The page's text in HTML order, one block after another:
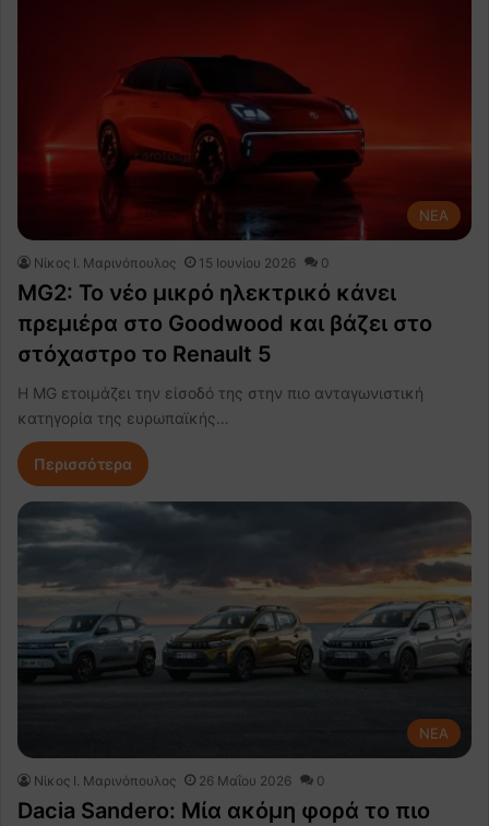
NEA
Nίκος Ι. Mαρινόπουλος 15 Ιουνίου 2026 0
MG2: Το νέο μικρό ηλεκτρικό κάνει
πρεμιέρα στο Goodwood και βάζει στο
στόχαστρο το Renault 5
Η MG ετοιμάζει την είσοδό της στην πιο ανταγωνιστική
κατηγορία της ευρωπαϊκής…
Περισσότερα
NEA
Nίκος Ι. Mαρινόπουλος 26 Μαΐου 2026 0
Dacia Sandero: Μία ακόμη φορά το πιο